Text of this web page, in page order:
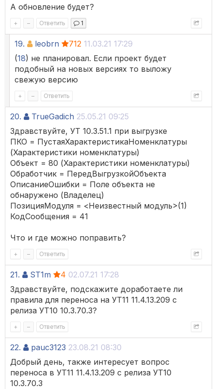
А обновление будет?
+ – Ответить 1
19. leobrn 712 11.03.21 17:29
(18) не планировал. Если проект будет
подобный на новых версиях то выложу
свежую версию
+ – Ответить
20. TrueGadich 25.05.21 09:25
Здравствуйте, УТ 10.3.51.1 при выгрузке
ПКО = ПустаяХарактеристикаНоменклатуры
(Характеристики номенклатуры)
Объект = 80 (Характеристики номенклатуры)
Обработчик = ПередВыгрузкойОбъекта
ОписаниеОшибки = Поле объекта не
обнаружено (Владелец)
ПозицияМодуля = <Неизвестный модуль>(1)
КодСообщения = 41
Что и где можно поправить?
+ – Ответить
21. ST1m 4 02.07.21 17:28
Здравствуйте, подскажите доработаете ли
правила для переноса на УТ11 11.4.13.209 с
релиза УТ10 10.3.70.3?
+ – Ответить
22. pauc3123 23.08.21 08:30
Добрый день, также интересует вопрос
переноса в УТ11 11.4.13.209 с релиза УТ10
10.3.70.3